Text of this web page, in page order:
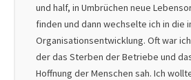
und half, in Umbrüchen neue
finden und dann wechselte ich in die
Organisationsentwicklung. Oft war
der das Sterben der Betriebe und
Hoffnung der Menschen sah. Ich